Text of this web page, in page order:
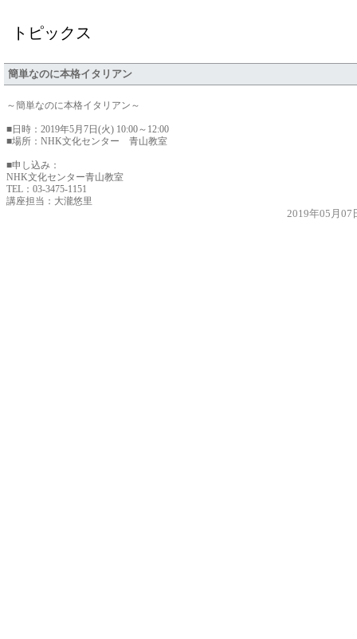
トピックス
簡単なのに本格イタリアン
～簡単なのに本格イタリアン～
■日時：2019年5月7日(火) 10:00～12:00
■場所：NHK文化センター 青山教室
■申し込み：
NHK文化センター青山教室
TEL：03-3475-1151
講座担当：大瀧悠里
2019年05月07